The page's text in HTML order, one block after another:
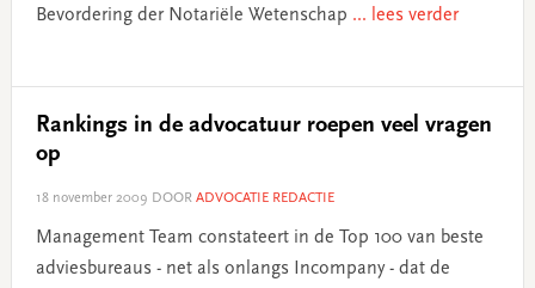
Bevordering der Notariële Wetenschap ... lees verder
Rankings in de advocatuur roepen veel vragen
op
18 november 2009 DOOR ADVOCATIE REDACTIE
Management Team constateert in de Top 100 van beste
adviesbureaus - net als onlangs Incompany - dat de